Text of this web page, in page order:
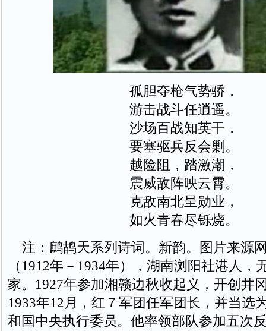
孤胆夺枪气势骄，
游击战斗任逍遥。
沙场百战知英干，
要塞驱兵反会剿。
越险阻，踏激潮，
震威敌阵映云霄。
克敌南北呈勋业，
如火青春尽铄烧。
注：鹧鸪天系列诗词。新韵。图片来源
（1912年－1934年），湖南浏阳社港人，
家。1927年参加湘赣边秋收起义，开创井
1933年12月，红７军团任军团长，并当选
和国中央执行委员。他率领部队参加五次